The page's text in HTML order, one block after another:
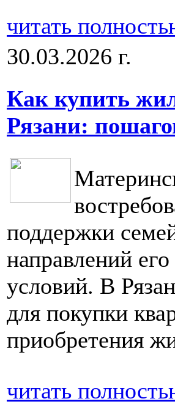
читать
30.03.2026 г.
Как купить
Рязани:
поддержки
направлений
условий. В
для покупки
приобретения
читать